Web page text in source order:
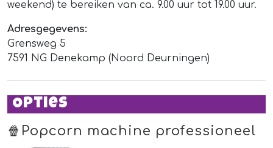
weekend) te bereiken van ca. 9.00 uur tot 19.00 uur.
Adresgegevens:
Grensweg 5
7591 NG Denekamp (Noord Deurningen)
Opties
🍿Popcorn machine professioneel